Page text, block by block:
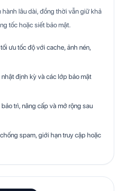
hành lâu dài, đồng thời vẫn giữ khả
tốc hoặc siết bảo mật.
ưu tốc độ với cache, ảnh nén,
định kỳ và các lớp bảo mật
trì, nâng cấp và mở rộng sau
spam, giới hạn truy cập hoặc